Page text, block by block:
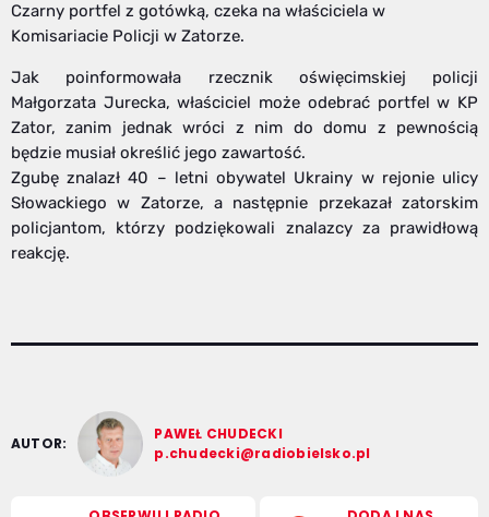
Czarny portfel z gotówką, czeka na właściciela w
Komisariacie Policji w Zatorze.
Jak poinformowała rzecznik oświęcimskiej policji
Małgorzata Jurecka, właściciel może odebrać portfel w KP
Zator, zanim jednak wróci z nim do domu z pewnością
będzie musiał określić jego zawartość.
Zgubę znalazł 40 – letni obywatel Ukrainy w rejonie ulicy
Słowackiego w Zatorze, a następnie przekazał zatorskim
policjantom, którzy podziękowali znalazcy za prawidłową
reakcję.
AUTOR:
PAWEŁ CHUDECKI
p.chudecki@radiobielsko.pl